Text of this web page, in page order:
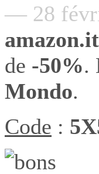
— 28
amazon.it
de -50%.
Mondo.
Code :